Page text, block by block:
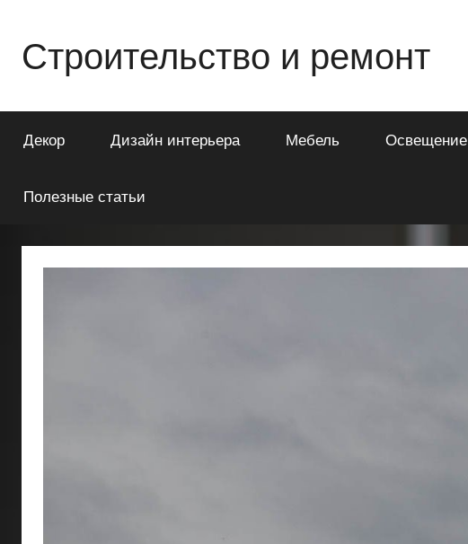
содержимому
Строительство и ремонт
о
строительстве
Декор Дизайн интерьера Мебель Освещение
Полезные статьи